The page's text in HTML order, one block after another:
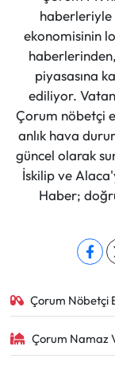
haberleriyle
ekonomisinin
piyasasına
ediliyor.
Çorum nöbetçi
anlık hava
güncel olarak
İskilip ve
Haber;
Çorum Nöbetçi
Çorum Namaz